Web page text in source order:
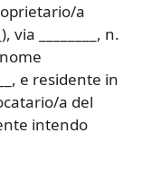
a
via ________, n.
e residente in
a del
intendo